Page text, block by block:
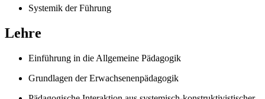
Systemik der Führung
Lehre
Einführung in die Allgemeine Pädagogik
Grundlagen der Erwachsenenpädagogik